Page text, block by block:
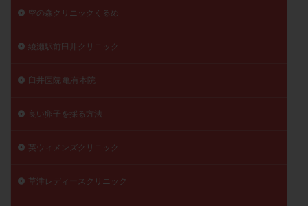
空の森クリニックくるめ
綾瀬駅前臼井クリニック
臼井医院 亀有本院
良い卵子を採る方法
英ウィメンズクリニック
草津レディースクリニック